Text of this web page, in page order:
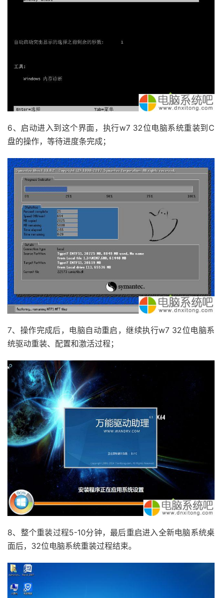
6、启动进入到这个界面，执行w7 32位电脑系统重装到C
盘的操作，等待进度条完成；
7、操作完成后，电脑自动重启，继续执行w7 32位电脑系
统驱动重装、配置和激活过程；
8、整个重装过程5-10分钟，最后重启进入全新电脑系统桌
面后，32位电脑系统重装过程结束。